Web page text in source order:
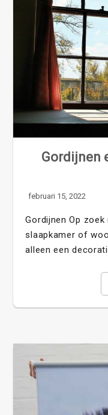
Gordijnen
februari 15, 2022
Gordijnen Op
slaapkamer of
alleen een